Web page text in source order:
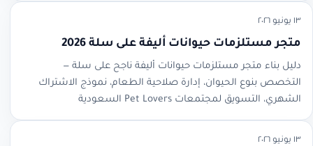
١٣ يونيو ٢٠٢٦
متجر مستلزمات حيوانات أليفة على سلة 2026
دليل بناء متجر مستلزمات حيوانات أليفة ناجح على سلة —
التخصص بنوع الحيوان، إدارة صلاحية الطعام، نموذج الاشتراك
الشهري، التسويق لمجتمعات Pet Lovers السعودية
١٣ يونيو ٢٠٢٦